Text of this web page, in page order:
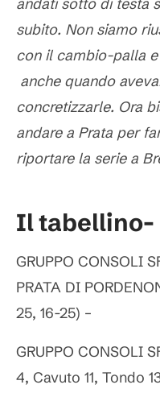
subito. Non siamo
con il cambio-palla
anche quando
concretizzarle. Ora
andare a Prata per
riportare la serie a
Il tabellino-
GRUPPO CONSOLI
PRATA DI
25, 16-25) –
GRUPPO CONSOLI
4, Cavuto 11, Tondo